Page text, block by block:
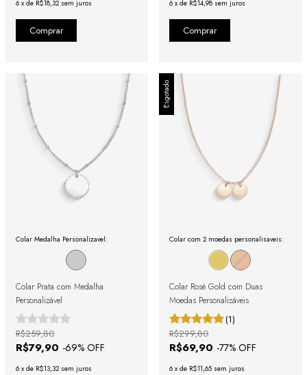
6 x de R$18,32 sem juros 6 x de R$14,98 sem juros
Colar Medalha Personalizavel:
Colar Prata com Medalha
Personalizável
R$79,90 -69% OFF
R$259,80
6 x de R$13,32 sem juros
Esgotado
Colar com 2 moedas personalisaveis:
Colar Rosé Gold com Duas
Moedas Personalizáveis
(1)
R$69,90 -77% OFF
R$299,80
6 x de R$11,65 sem juros